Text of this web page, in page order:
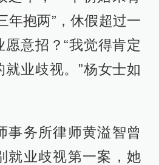
年抱两”，休假超过一
意招？“我觉得肯定
业歧视。”杨女士如
事务所律师黄溢智曾
就业歧视第一案，她